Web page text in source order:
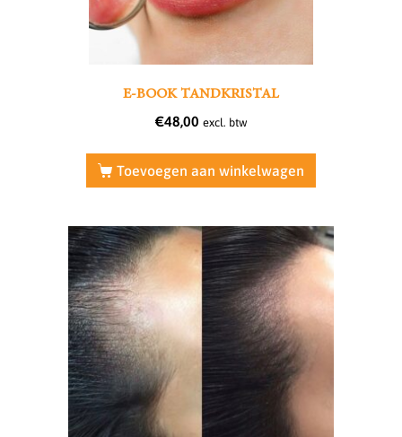
E-BOOK TANDKRISTAL
€48,00 excl. btw
Toevoegen aan winkelwagen